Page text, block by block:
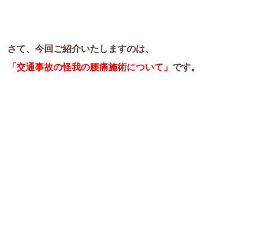
さて、今回ご紹介いたしますのは、
「交通事故の怪我の腰痛施術について」 です。